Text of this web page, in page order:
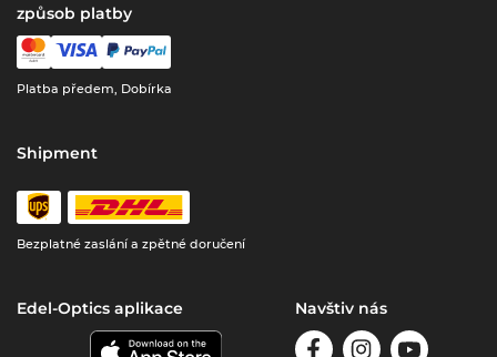
způsob platby
Platba předem, Dobírka
Shipment
Bezplatné zaslání a zpětné doručení
Edel-Optics aplikace Navštiv nás